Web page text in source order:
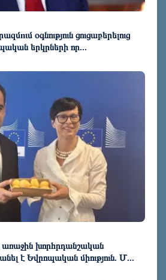
օգնություն ցուցաբերելուց
երկրների որ...
խորհրդանշական
է Եվրոպական միություն. Մ...